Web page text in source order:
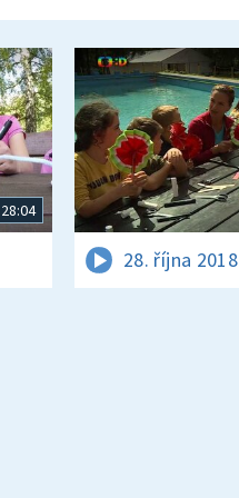
28:04
28. října 2018